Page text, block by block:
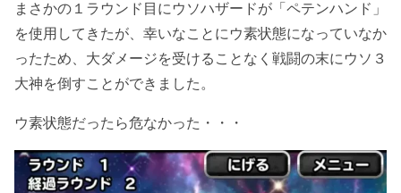
まさかの１ラウンド目にウソハザードが「ペテンハンド」
を使用してきたが、幸いなことにウ素状態になっていなか
ったため、大ダメージを受けることなく戦闘の末にウソ３
大神を倒すことができました。
ウ素状態だったら危なかった・・・